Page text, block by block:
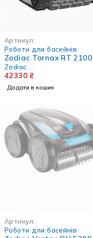
Артикул:
Роботи для басейнів
Zodiac Tornax RT 2100
Zodiac
42330₴
Додати в кошик
Артикул:
Роботи для басейнів